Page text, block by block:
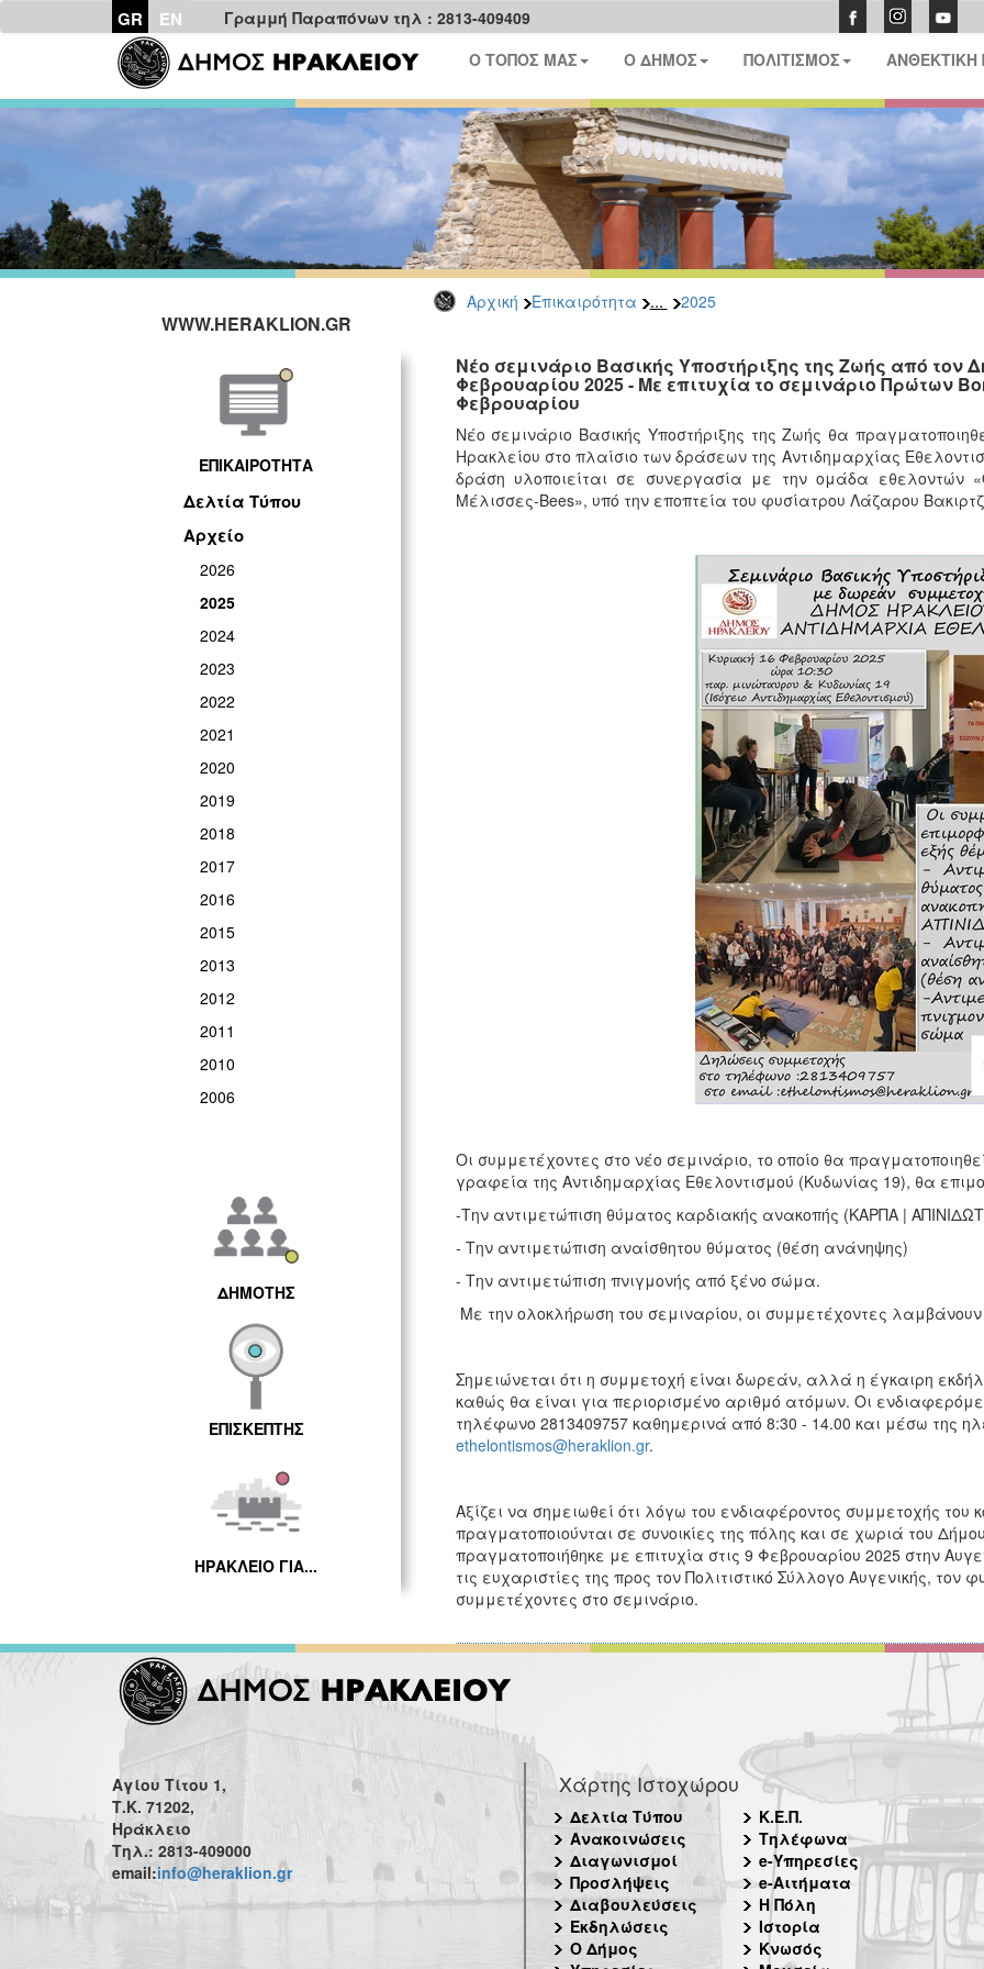
GR EN
Γραμμή Παραπόνων τηλ : 2813-409409
Ο ΤΟΠΟΣ ΜΑΣ
Ο ΔΗΜΟΣ ΠΟΛΙΤΙΣΜΟΣ ΑΝΘΕΚΤΙΚΗ
Αρχική Επικαιρότητα ... 2025
WWW.HERAKLION.GR
ΕΠΙΚΑΙΡΟΤΗΤΑ
Δελτία Τύπου
Αρχείο
2026
2025
2024
2023
2022
2021
2020
2019
2018
2017
2016
2015
2013
2012
2011
2010
2006
ΔΗΜΟΤΗΣ
ΕΠΙΣΚΕΠΤΗΣ
ΗΡΑΚΛΕΙΟ ΓΙΑ...
Νέο σεμινάριο Βασικής Υποστήριξης της Ζωής από τον
Φεβρουαρίου 2025 - Με επιτυχία το σεμινάριο Πρώτων
Φεβρουαρίου
Νέο σεμινάριο Βασικής Υποστήριξης της Ζωής θα
Ηρακλείου στο πλαίσιο των δράσεων της Αντιδημαρχίας
δράση υλοποιείται σε συνεργασία με την ομάδα εθελοντών
Μέλισσες-Bees», υπό την εποπτεία του φυσίατρου Λάζαρου
Οι συμμετέχοντες στο νέο σεμινάριο, το οποίο θα
γραφεία της Αντιδημαρχίας Εθελοντισμού (Κυδωνίας 19), θα
-Την αντιμετώπιση θύματος καρδιακής ανακοπής (ΚΑΡΠΑ |
- Την αντιμετώπιση αναίσθητου θύματος (θέση ανάνηψης)
- Την αντιμετώπιση πνιγμονής από ξένο σώμα.
Με την ολοκλήρωση του σεμιναρίου, οι συμμετέχοντες
Σημειώνεται ότι η συμμετοχή είναι δωρεάν, αλλά η έγκαιρη
καθώς θα είναι για περιορισμένο αριθμό ατόμων. Οι
τηλέφωνο 2813409757 καθημερινά από 8:30 - 14.00 και μέσω της
ethelontismos@heraklion.gr.
Αξίζει να σημειωθεί ότι λόγω του ενδιαφέροντος συμμετοχής του
πραγματοποιούνται σε συνοικίες της πόλης και σε χωριά του
πραγματοποιήθηκε με επιτυχία στις 9 Φεβρουαρίου 2025 στην
τις ευχαριστίες της προς τον Πολιτιστικό Σύλλογο Αυγενικής,
συμμετέχοντες στο σεμινάριο.
Αγίου Τίτου 1,
Τ.Κ. 71202,
Ηράκλειο
Τηλ.: 2813-409000
email:info@heraklion.gr
Χάρτης Ιστοχώρου
Δελτία Τύπου
Ανακοινώσεις
Διαγωνισμοί
Προσλήψεις
Διαβουλεύσεις
Εκδηλώσεις
Ο Δήμος
Κ.Ε.Π.
Τηλέφωνα
e-Υπηρεσίες
e-Αιτήματα
Η Πόλη
Ιστορία
Κνωσός